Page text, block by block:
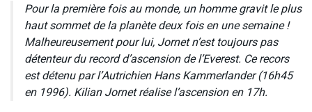
Pour la première fois au monde, un homme gravit le plus
haut sommet de la planète deux fois en une semaine !
Malheureusement pour lui, Jornet n’est toujours pas
détenteur du record d’ascension de l’Everest. Ce recors
est détenu par l’Autrichien Hans Kammerlander (16h45
en 1996). Kilian Jornet réalise l’ascension en 17h.